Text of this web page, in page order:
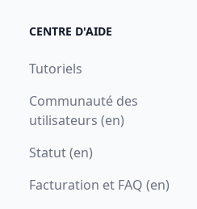
CENTRE D'AIDE
Tutoriels
Communauté des
utilisateurs (en)
Statut (en)
Facturation et FAQ (en)